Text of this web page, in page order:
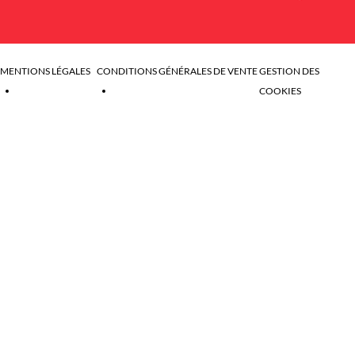
MENTIONS LÉGALES CONDITIONS GÉNÉRALES DE VENTEGESTION DES
COOKIES